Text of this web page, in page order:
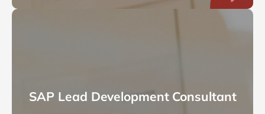
SAP Lead Development Consultant